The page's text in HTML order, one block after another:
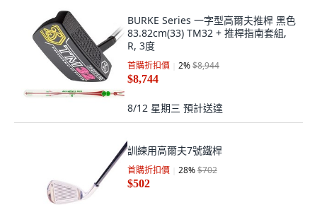
BURKE Series 一字型高爾夫推桿 黑色
83.82cm(33) TM32 + 推桿指南套組,
R, 3度
首購折扣價 2%$8,944
$8,744
8/12 星期三 預計送達
訓練用高爾夫7號鐵桿
首購折扣價 28%$702
$502